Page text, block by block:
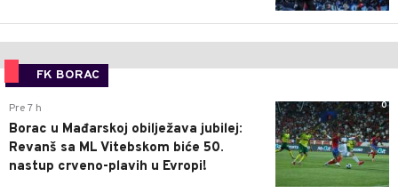
FK BORAC
0
Pre 7 h
Borac u Mađarskoj obilježava jubilej:
Revanš sa ML Vitebskom biće 50.
nastup crveno-plavih u Evropi!